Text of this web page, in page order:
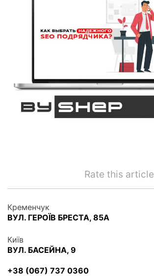
Rate this article
Кременчук
ВУЛ. ГЕРОЇВ БРЕСТА, 85А
Київ
ВУЛ. БАСЕЙНА, 9
+38 (067) 737 0360